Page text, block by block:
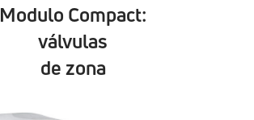
Modulo Compact:
válvulas
de zona